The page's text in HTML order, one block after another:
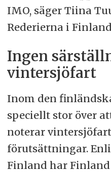
IMO, säger Tiina
Rederierna i
Ingen
vintersjöfart
Inom den
speciellt stor över
noterar
förutsättningar.
Finland har